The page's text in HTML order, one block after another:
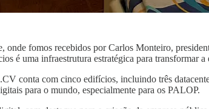
onde fomos recebidos por Carlos Monteiro,
é uma infraestrutura estratégica para transformar
conta com cinco edifícios, incluindo três
para o mundo, especialmente para os PALOP.